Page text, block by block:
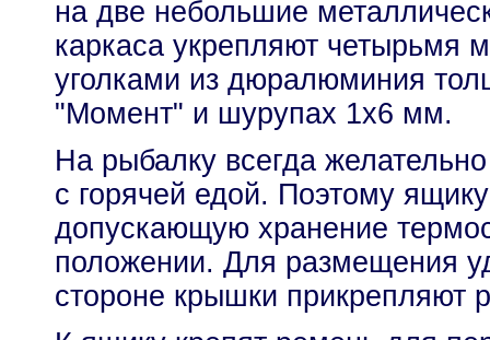
на две небольшие
каркаса укрепляют четырьмя
уголками из дюралюминия
"Момент" и шурупах 1x6 мм.
На рыбалку всегда
с горячей едой. Поэтому
допускающую хранение
положении. Для размещения
стороне крышки прикрепляют